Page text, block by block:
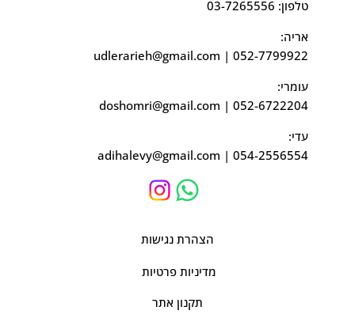
טלפון: 03-7265556
אריה:
udlerarieh@gmail.com |052-7799922
עומרי:
doshomri@gmail.com |052-6722204
עדי:
adihalevy@gmail.com |054-2556554
הצהרת נגישות
מדיניות פרטיות
תקנון אתר